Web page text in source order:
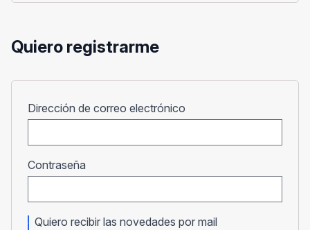
Quiero registrarme
Dirección de correo electrónico
Contraseña
Quiero recibir las novedades por mail